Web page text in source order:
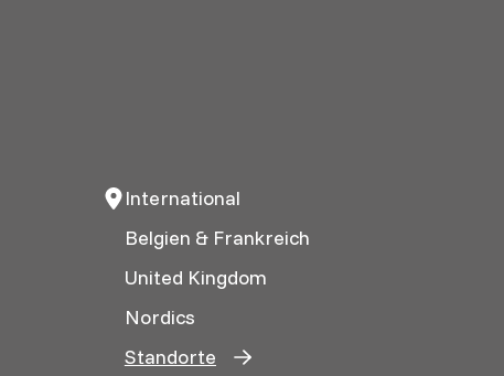
International
Belgien & Frankreich
United Kingdom
Nordics
Standorte